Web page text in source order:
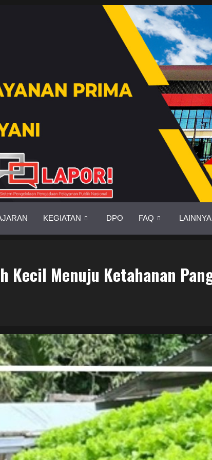
KEGIATAN DPO FAQ LAINNYA
Kecil Menuju Ketahanan